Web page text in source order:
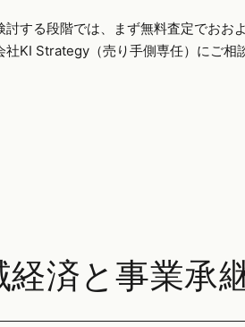
する段階では、まず無料査定でお
KI Strategy（売り手側専任）にご相
経済と事業承